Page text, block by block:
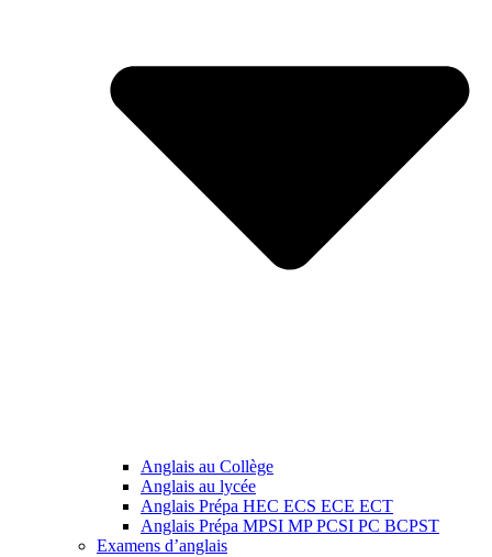
Anglais au Collège
Anglais au lycée
Anglais Prépa HEC ECS ECE ECT
Anglais Prépa MPSI MP PCSI PC BCPST
Examens d’anglais